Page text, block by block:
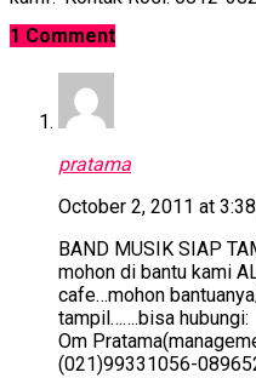
1 Comment
pratama
October 2, 2011 at
BAND MUSIK SIAP
mohon di bantu kami
cafe…mohon
tampil…….bisa hubungi:
Om
(021)99331056-